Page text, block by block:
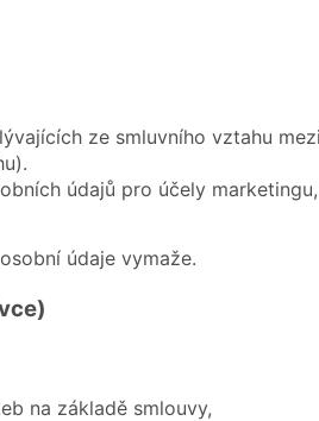
ze smluvního vztahu
údajů pro účely
údaje vymaže.
na základě smlouvy,